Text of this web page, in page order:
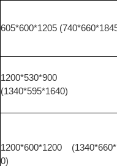
605*600*1205
1200*530*900
(1340*595*1640)
1200*600*1200
0)